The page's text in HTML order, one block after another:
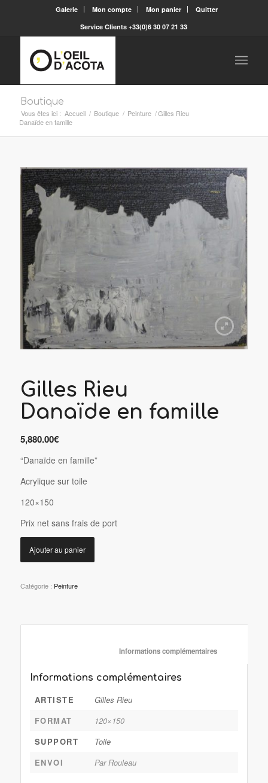
Galerie Mon compte Mon panier
Quitter
Service Clients +33(0)6 30 07 21 33
Boutique
Vous êtes ici : Accueil / Boutique / Peinture /Gilles Rieu
Danaïde en famille
Gilles Rieu
Danaïde en famille
5,880.00€
“Danaïde en famille”
Acrylique sur toile
120×150
Prix net sans frais de port
Ajouter au panier
Catégorie : Peinture
Informations
Informations complémentaires
ARTISTE
Gilles Rieu
FORMAT
120×150
SUPPORT
Toile
ENVOI
Par Rouleau